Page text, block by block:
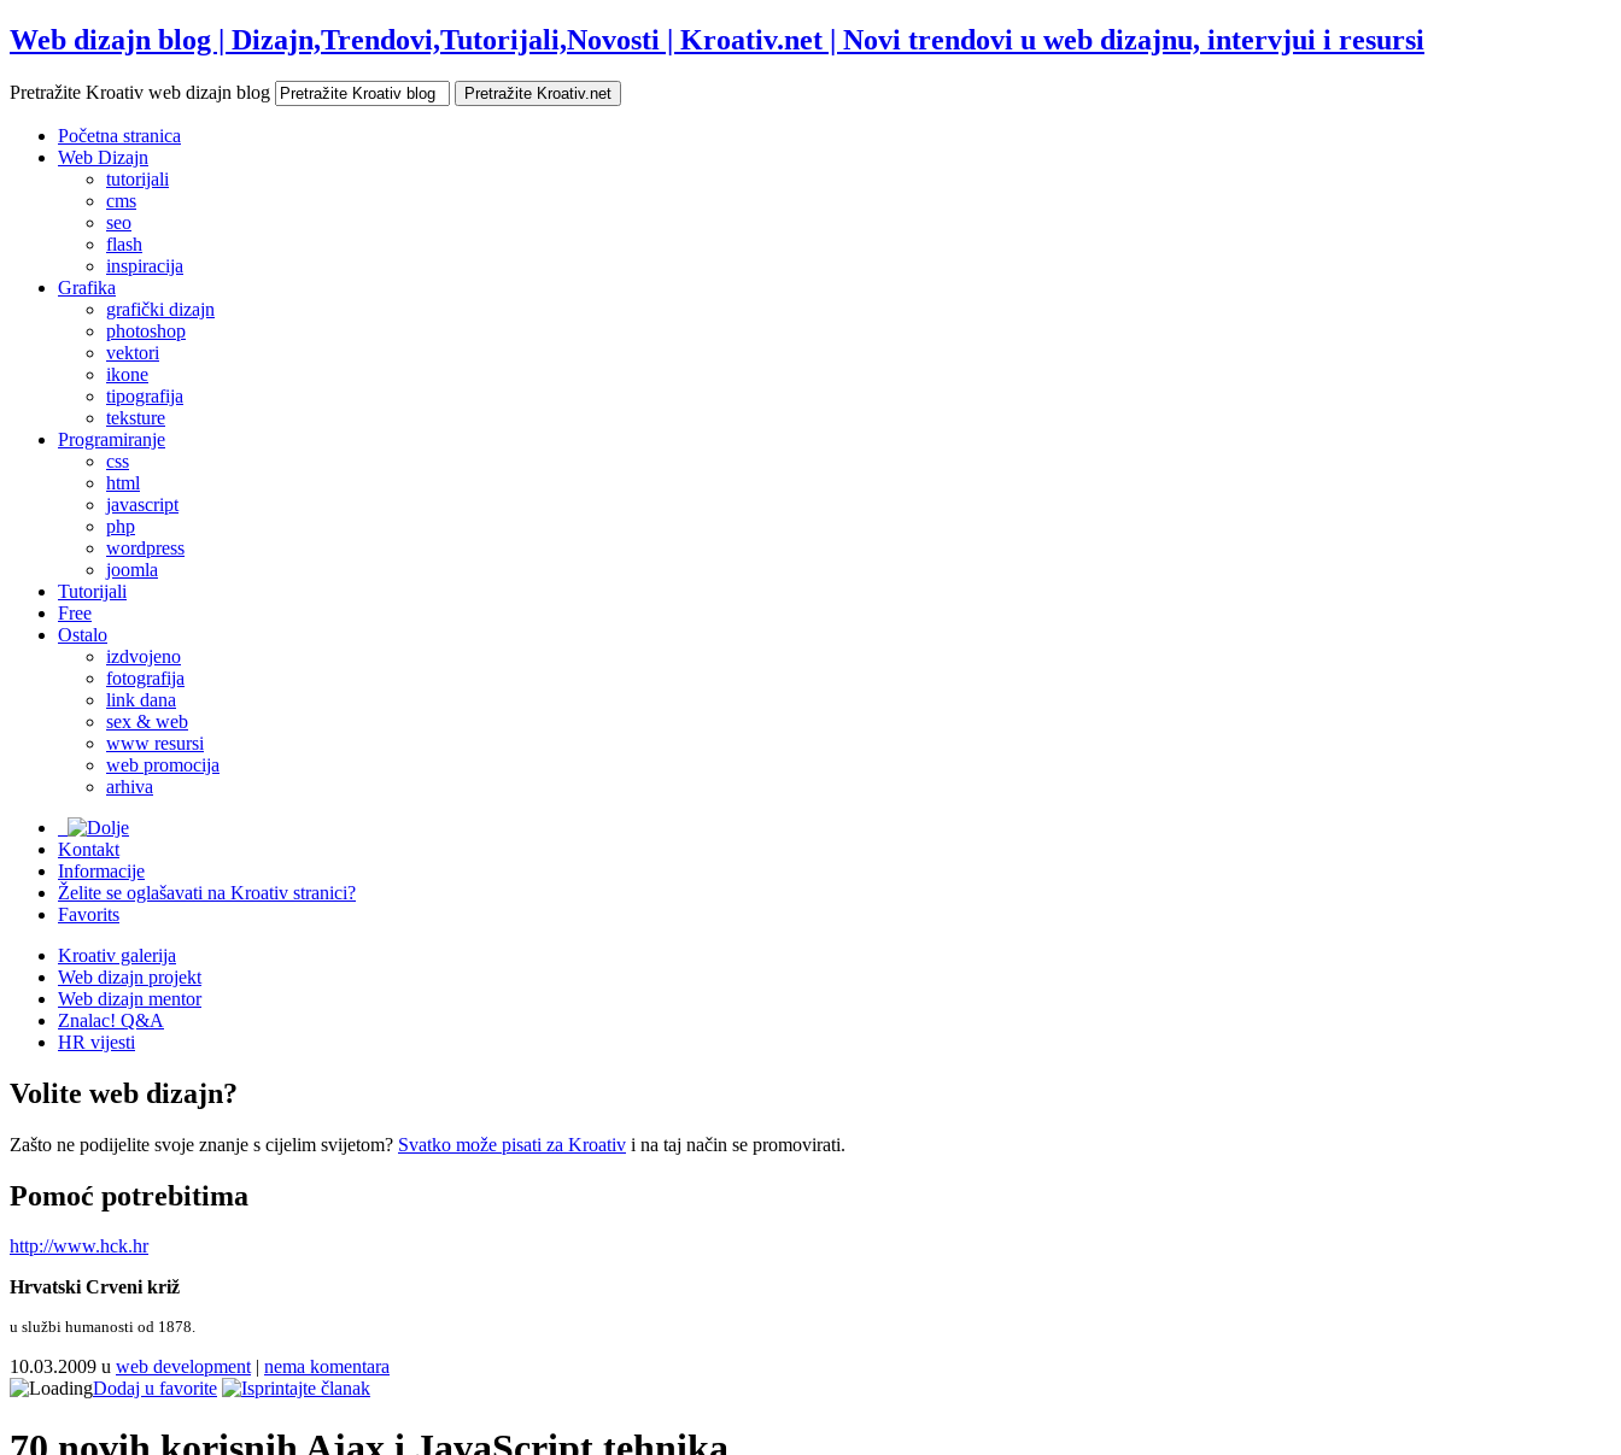
Web dizajn blog | Dizajn,Trendovi,Tutorijali,Novosti | Kroativ.net | Novi trendovi u web dizajnu, intervjui i resursi
Pretražite Kroativ web dizajn blog
Početna stranica
Web Dizajn
tutorijali
cms
seo
flash
inspiracija
Grafika
grafički dizajn
photoshop
vektori
ikone
tipografija
teksture
Programiranje
css
html
javascript
php
wordpress
joomla
Tutorijali
Free
Ostalo
izdvojeno
fotografija
link dana
sex & web
www resursi
web promocija
arhiva
Kontakt
Informacije
Želite se oglašavati na Kroativ stranici?
Favorits
Kroativ galerija
Web dizajn projekt
Web dizajn mentor
Znalac! Q&A
HR vijesti
Volite web dizajn?
Zašto ne podijelite svoje znanje s cijelim svijetom? Svatko može pisati za Kroativ i na taj način se promovirati.
Pomoć potrebitima
http://www.hck.hr
Hrvatski Crveni križ
u službi humanosti od 1878.
10.03.2009 u web development| nema komentara
Dodaj u favorite